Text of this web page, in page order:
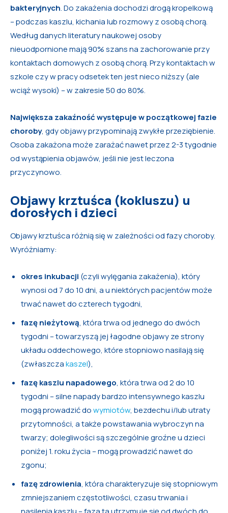
bakteryjnych. Do zakażenia dochodzi drogą kropelkową
– podczas kaszlu, kichania lub rozmowy z osobą chorą.
Według danych literatury naukowej osoby
nieuodpornione mają 90% szans na zachorowanie przy
kontaktach domowych z osobą chorą. Przy kontaktach w
szkole czy w pracy odsetek ten jest nieco niższy (ale
wciąż wysoki) – w zakresie 50 do 80%.
Największa zakaźność występuje w początkowej fazie
choroby, gdy objawy przypominają zwykłe przeziębienie.
Osoba zakażona może zarażać nawet przez 2-3 tygodnie
od wystąpienia objawów, jeśli nie jest leczona
przyczynowo.
Objawy krztuśca (kokluszu) u
dorosłych i dzieci
Objawy krztuśca różnią się w zależności od fazy choroby.
Wyróżniamy:
okres inkubacji (czyli wylęgania zakażenia), który
wynosi od 7 do 10 dni, a u niektórych pacjentów może
trwać nawet do czterech tygodni,
fazę nieżytową, która trwa od jednego do dwóch
tygodni – towarzyszą jej łagodne objawy ze strony
układu oddechowego, które stopniowo nasilają się
(zwłaszczakaszel),
fazę kaszlu napadowego, która trwa od 2 do 10
tygodni – silne napady bardzo intensywnego kaszlu
mogą prowadzić dowymiotów, bezdechu i/lub utraty
przytomności, a także powstawania wybroczyn na
twarzy; dolegliwości są szczególnie groźne u dzieci
poniżej 1. roku życia – mogą prowadzić nawet do
zgonu;
fazę zdrowienia, która charakteryzuje się stopniowym
zmniejszaniem częstotliwości, czasu trwania i